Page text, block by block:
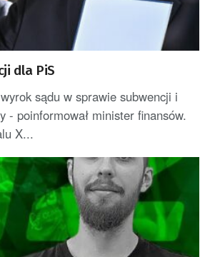
dla PiS
sądu w sprawie subwencji i
- poinformował minister finansów.
X...